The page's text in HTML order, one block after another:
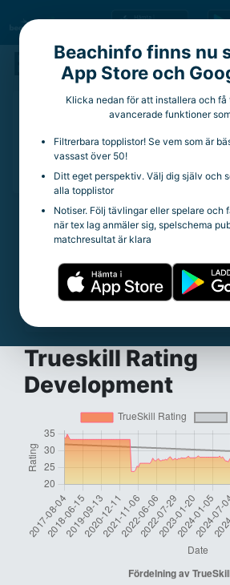
Beachinfo finns nu
App Store och
Klicka nedan för att installera och
avancerade funktioner
Filtrerbara topplistor! Se vem som är
vassast över 50!
Ditt eget perspektiv. Välj dig själv och
alla topplistor
Notiser. Följ tävlingar eller spelare och
när tex lag anmäler sig, spelschema
matchresultat är klara
Erik Bylund
Aktuella rankingpoäng:
Totala rankingpoäng:6 542
Statistik
Trueskill Rating:30.61
Spelade matcher:118
Vinstprocent:64.41%
Trueskill Rating
Development